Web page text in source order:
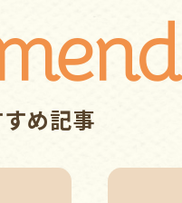
め記事